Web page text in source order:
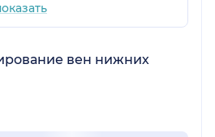
вен нижних